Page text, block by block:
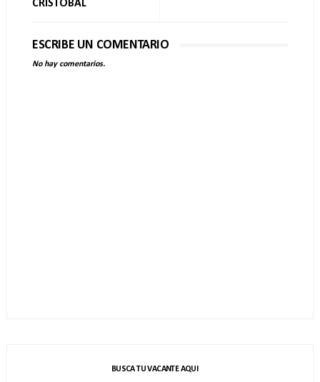
CRISTOBAL
ESCRIBE UN COMENTARIO
No hay comentarios.
BUSCA TU VACANTE AQUI